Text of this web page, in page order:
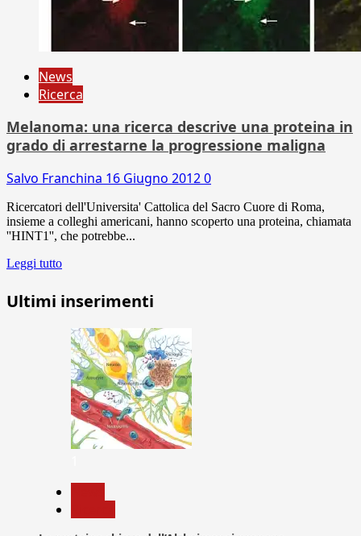
News
Ricerca
Melanoma: una ricerca descrive una proteina in
grado di arrestarne la progressione maligna
Salvo Franchina 16 Giugno 20120
Ricercatori dell'Universita' Cattolica del Sacro Cuore di Roma,
insieme a colleghi americani, hanno scoperto una proteina, chiamata
''HINT1'', che potrebbe...
Leggi tutto
Ultimi inserimenti